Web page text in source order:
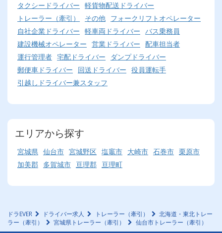
タクシードライバー 軽貨物配送ドライバー
トレーラー（牽引）
その他 フォークリフトオペレーター
自社企業ドライバー 軽車両ドライバー バス乗務員
建設機械オペレーター 営業ドライバー 配車担当者
運行管理者 宅配ドライバー
ダンプドライバー
郵便車ドライバー
回送ドライバー 役員運転手
引越しドライバー兼スタッフ
エリアから探す
宮城県 仙台市 宮城野区 塩竈市 大崎市 石巻市 栗原市
加美郡 多賀城市 亘理郡 亘理町
ドラEVER ドライバー求人 トレーラー（牽引）
北海道・東北トレー
ラー（牽引）
宮城県トレーラー（牽引） 仙台市トレーラー（牽引）